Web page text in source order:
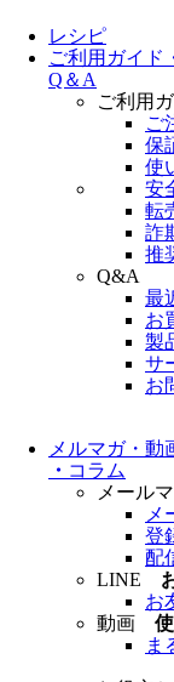
レシピ
ご利用ガイド
Q＆A
ご利用
ご
保
使
安
転
詐
推
Q&A
最
お
製
サ
お
メルマガ・動
・ コラム
メール
メ
登
配
LINE
お
動画
ま